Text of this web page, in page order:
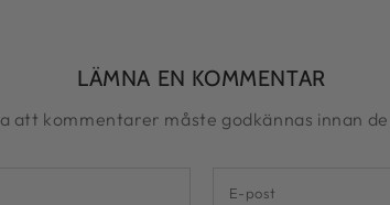
LÄMNA EN KOMMENTAR
att kommentarer måste godkännas innan de